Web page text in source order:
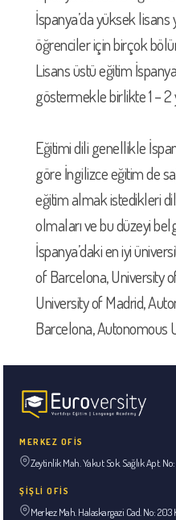
İspanya’da yüksek
öğrenciler için birçok
Lisans üstü eğitim
göstermekle birlikte 1 – 2
Eğitimi dili genellikle
göre İngilizce eğitim de
eğitim almak istedikleri
olmaları ve bu düzeyi
İspanya’daki en iyi
of Barcelona, University
University of Madrid,
Barcelona, Autonomous
MERKEZ OFİS
Zeytinlik Mah. Yakut Sok. Sağlık Apt.
ŞİŞLİ OFİS
Merkez Mah. Halaskargazi Cad. No: